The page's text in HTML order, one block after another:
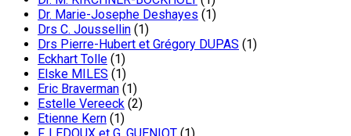
Dr. Marie-Josephe Deshayes (1)
Drs C. Joussellin (1)
Drs Pierre-Hubert et Grégory DUPAS (1)
Eckhart Tolle (1)
Elske MILES (1)
Eric Braverman (1)
Estelle Vereeck (2)
Etienne Kern (1)